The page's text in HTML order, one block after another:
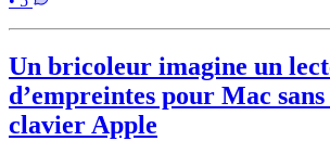
Un bricoleur imagine un
d’empreintes pour Mac
clavier Apple